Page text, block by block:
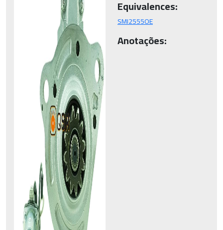
Equivalences:
SMI2555OE
Anotações: